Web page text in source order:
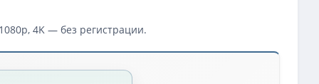
4K — без регистрации.